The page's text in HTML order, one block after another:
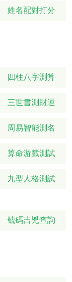
姓名配對打分
四柱八字測算
三世書測財運
周易智能測名
算命游戲測試
九型人格測試
號碼吉兇查詢